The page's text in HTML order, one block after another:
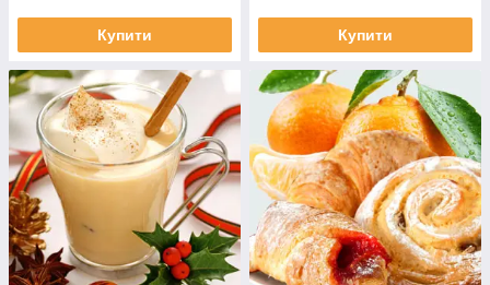
Купити Купити